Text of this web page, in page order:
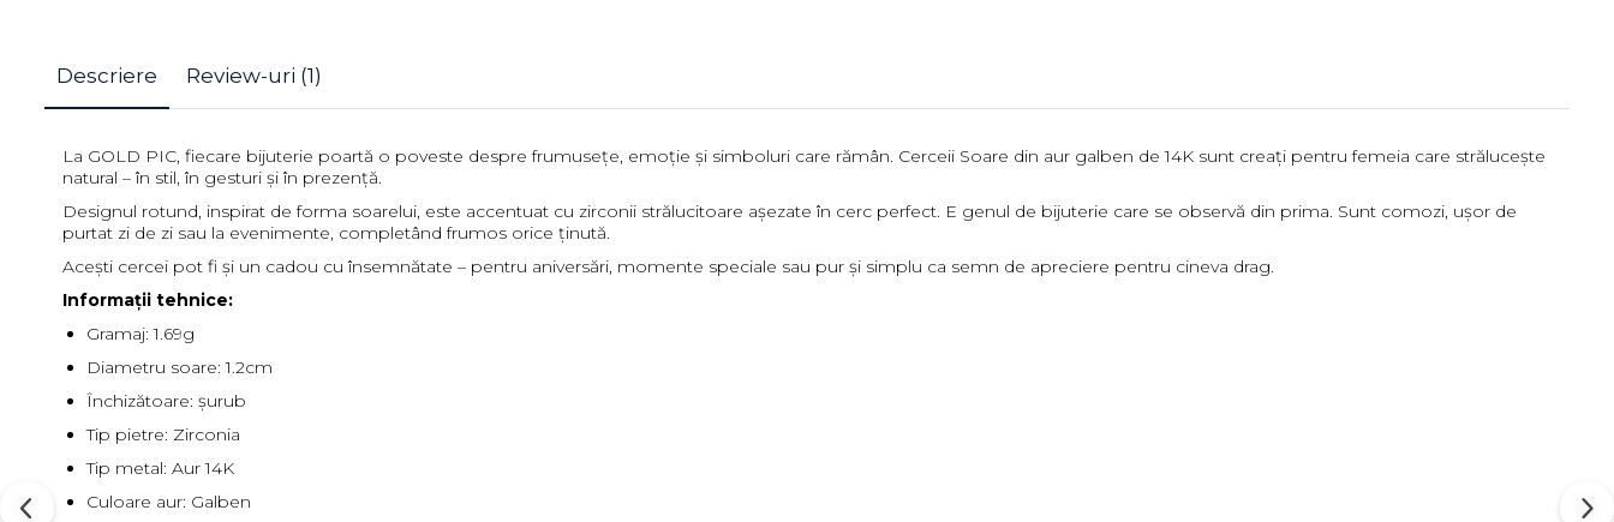
Descriere Review-uri (1)
La GOLD PIC, fiecare bijuterie poartă o poveste despre frumusețe, emoție și simboluri care rămân. Cerceii Soare din aur galben de 14K sunt creați pentru femeia care strălucește
natural – în stil, în gesturi și în prezență.
Designul rotund, inspirat de forma soarelui, este accentuat cu zirconii strălucitoare așezate în cerc perfect. E genul de bijuterie care se observă din prima. Sunt comozi, ușor de
purtat zi de zi sau la evenimente, completând frumos orice ținută.
Acești cercei pot fi și un cadou cu însemnătate – pentru aniversări, momente speciale sau pur și simplu ca semn de apreciere pentru cineva drag.
Informații tehnice:
Gramaj: 1.69g
Diametru soare: 1.2cm
Închizătoare: șurub
Tip pietre: Zirconia
Tip metal: Aur 14K
Culoare aur: Galben